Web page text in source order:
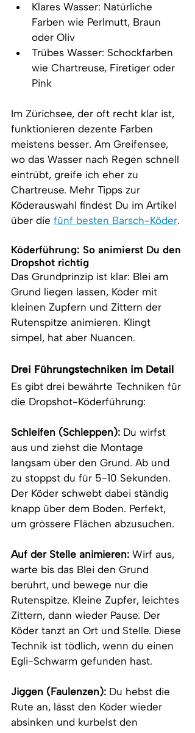
Klares Wasser: Natürliche
Farben wie Perlmutt, Braun
oder Oliv
Trübes Wasser: Schockfarben
wie Chartreuse, Firetiger oder
Pink
Im Zürichsee, der oft recht klar ist,
funktionieren dezente Farben
meistens besser. Am Greifensee,
wo das Wasser nach Regen schnell
eintrübt, greife ich eher zu
Chartreuse. Mehr Tipps zur
Köderauswahl findest Du im Artikel
über die fünf besten Barsch-Köder.
Köderführung: So animierst Du den
Dropshot richtig
Das Grundprinzip ist klar: Blei am
Grund liegen lassen, Köder mit
kleinen Zupfern und Zittern der
Rutenspitze animieren. Klingt
simpel, hat aber Nuancen.
Drei Führungstechniken im Detail
Es gibt drei bewährte Techniken für
die Dropshot-Köderführung:
Schleifen (Schleppen): Du wirfst
aus und ziehst die Montage
langsam über den Grund. Ab und
zu stoppst du für 5-10 Sekunden.
Der Köder schwebt dabei ständig
knapp über dem Boden. Perfekt,
um grössere Flächen abzusuchen.
Auf der Stelle animieren: Wirf aus,
warte bis das Blei den Grund
berührt, und bewege nur die
Rutenspitze. Kleine Zupfer, leichtes
Zittern, dann wieder Pause. Der
Köder tanzt an Ort und Stelle. Diese
Technik ist tödlich, wenn du einen
Egli-Schwarm gefunden hast.
Jiggen (Faulenzen): Du hebst die
Rute an, lässt den Köder wieder
absinken und kurbelst den